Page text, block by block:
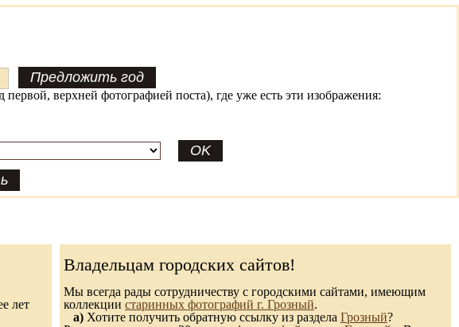
первой, верхней фотографией поста), где уже есть эти изображения:
лет
Владельцам городских сайтов!
Мы всегда рады сотрудничеству с городскими сайтами, имеющим
коллекции старинных фотографий г. Грозный.
а) Хотите получить обратную ссылку из раздела Грозный?